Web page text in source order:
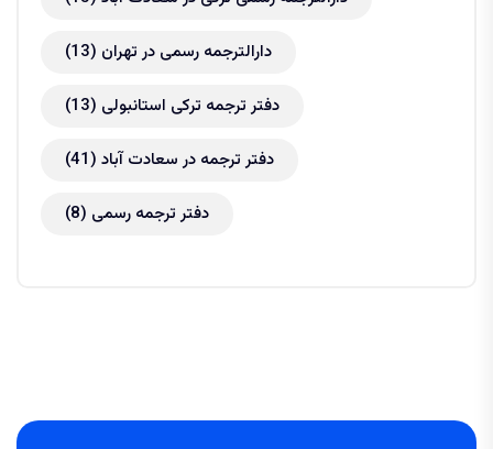
دارالترجمه رسمی در تهران (13)
دفتر ترجمه ترکی استانبولی (13)
دفتر ترجمه در سعادت آباد (41)
دفتر ترجمه رسمی (8)